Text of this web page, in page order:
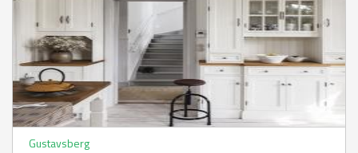
Gustavsberg